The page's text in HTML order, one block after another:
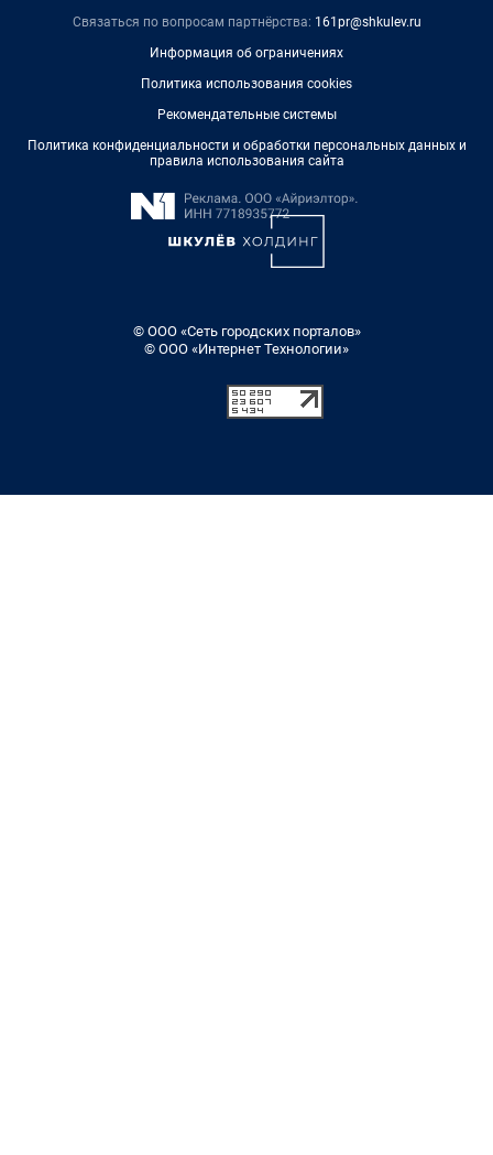
Связаться по вопросам партнёрства: 161pr@shkulev.ru
Информация об ограничениях
Политика использования cookies
Рекомендательные системы
Политика конфиденциальности и обработки персональных данных и
правила использования сайта
© ООО «Сеть городских порталов»
© ООО «Интернет Технологии»